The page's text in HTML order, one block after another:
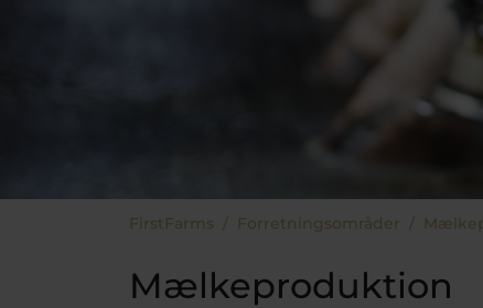
FirstFarms Forretningsområder
Mælkeproduktion